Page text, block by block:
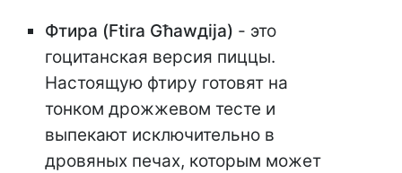
Фтира (Ftira Għawдija) - это
гоцитанская версия пиццы.
Настоящую фтиру готовят на
тонком дрожжевом тесте и
выпекают исключительно в
дровяных печах, которым может